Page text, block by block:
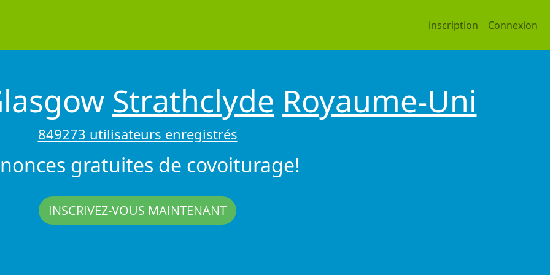
inscription Connexion
Strathclyde Royaume-Uni
849273 utilisateurs enregistrés
gratuites de covoiturage!
INSCRIVEZ-VOUS MAINTENANT